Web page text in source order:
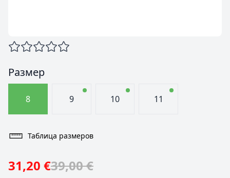
Размер
8 9 10 11
Таблица размеров
31,20 €39,00 €